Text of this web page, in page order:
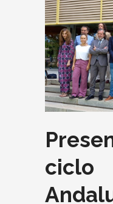
ciclo